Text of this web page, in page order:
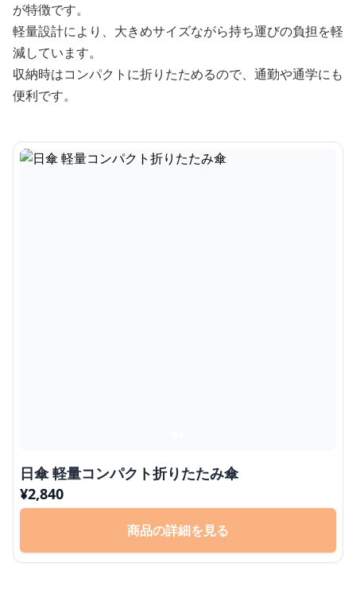
が特徴です。
軽量設計により、大きめサイズながら持ち運びの負担を軽
減しています。
収納時はコンパクトに折りたためるので、通勤や通学にも
便利です。
日傘 軽量コンパクト折りたたみ傘
¥2,840
商品の詳細を見る